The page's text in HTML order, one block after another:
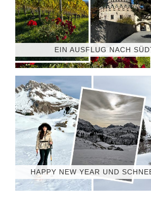
EIN AUSFLUG NACH
HAPPY NEW YEAR UND